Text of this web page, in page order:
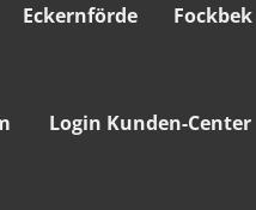
Eckernförde Fockbek
Login Kunden-Center